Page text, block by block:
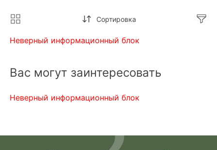
Сортировка
Неверный информационный блок
Вас могут заинтересовать
Неверный информационный блок